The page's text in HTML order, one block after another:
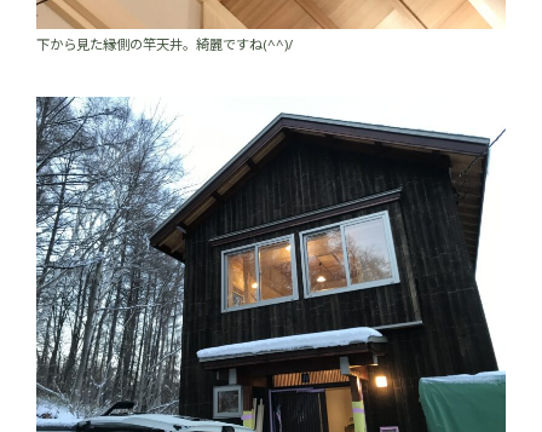
下から見た縁側の竿天井。綺麗ですね(^^)/